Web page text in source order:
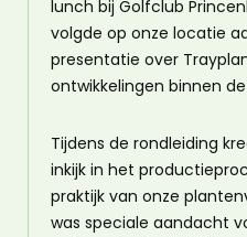
lunch bij Golfclub
volgde op onze locatie
presentatie over
ontwikkelingen binnen
Tijdens de rondleiding
inkijk in het
praktijk van onze
was speciale aandacht